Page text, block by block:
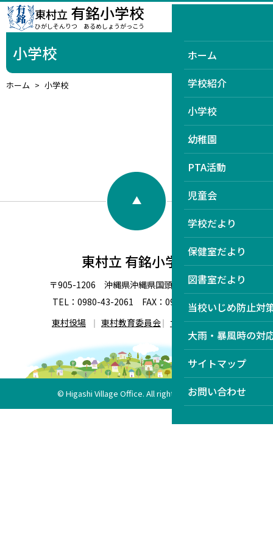
東村立 有銘小学校
ひがしそんりつ あるめしょうがっこう
ホーム
学校紹介
小学校
幼稚園
PTA活動
児童会
学校だより
保健室だより
図書室だより
当校いじめ防止対
大雨・暴風時の対
サイトマップ
お問い合わせ
小学校
ホーム 小学校
東村立 有銘小学校
〒905-1206 沖縄県沖縄県国頭郡東村有銘１
TEL：0980-43-2061 FAX：0980-43-2247
東村役場
東村教育委員会 サイトマップ
© Higashi Village Office. All rights reserved.